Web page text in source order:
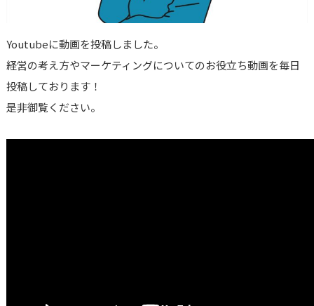
Youtubeに動画を投稿しました。
経営の考え方やマーケティングについてのお役立ち動画を毎日
投稿しております！
是非御覧ください。